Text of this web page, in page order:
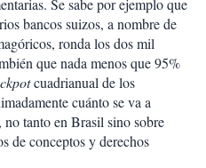
Se sabe por ejemplo que
bancos suizos, a nombre de
ronda los dos mil
que nada menos que 95%
cuadrianual de los
cuánto se va a
no tanto en Brasil sino sobre
de conceptos y derechos